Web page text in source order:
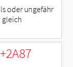
oder ungefähr
gleich